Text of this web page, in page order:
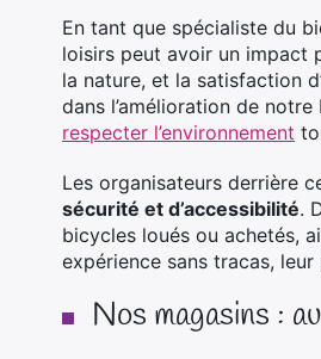
En tant que spécialiste du
loisirs peut avoir un impact
la nature, et la satisfaction
dans l’amélioration de
respecter l’environnement
Les organisateurs derrière
sécurité et d’accessibilité.
bicycles loués ou achetés,
expérience sans tracas,
Nos magasins :